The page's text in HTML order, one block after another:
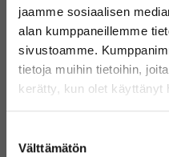
jaamme sosiaalisen
alan kumppaneillemme
sivustoamme.
tietoja muihin tietoihin,
kerätty, kun olet käyttänyt
valinta
Välttämätön
Uusi
Alle 10 varastossa
Tervetuloa